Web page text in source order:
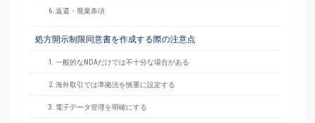
6. 返還・廃棄条項
処方開示制限同意書を作成する際の注意点
1. 一般的なNDAだけでは不十分な場合がある
2. 海外取引では準拠法を慎重に設定する
3. 電子データ管理を明確にする